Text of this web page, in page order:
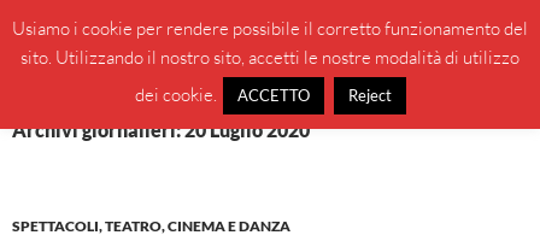
contenuto
BeppeBlog
MENU
Archivi giornalieri: 20 Luglio 2020
SPETTACOLI, TEATRO, CINEMA E DANZA
Usiamo i cookie per rendere possibile il corretto funzionamento del
sito. Utilizzando il nostro sito, accetti le nostre modalità di utilizzo
dei cookie.
ACCETTO Reject